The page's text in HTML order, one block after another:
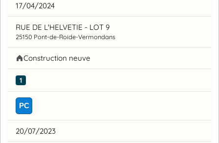
17/04/2024
RUE DE L'HELVETIE - LOT 9
25150 Pont-de-Roide-Vermondans
Construction neuve
1
PC
20/07/2023